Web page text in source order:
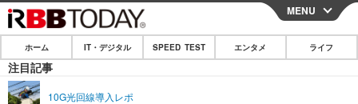
CLOSE
ホーム
IT・デジタル
MENU
ホーム IT・デジタル SPEED TEST エンタメ ライフ
注目記事
10G光回線導入レポ